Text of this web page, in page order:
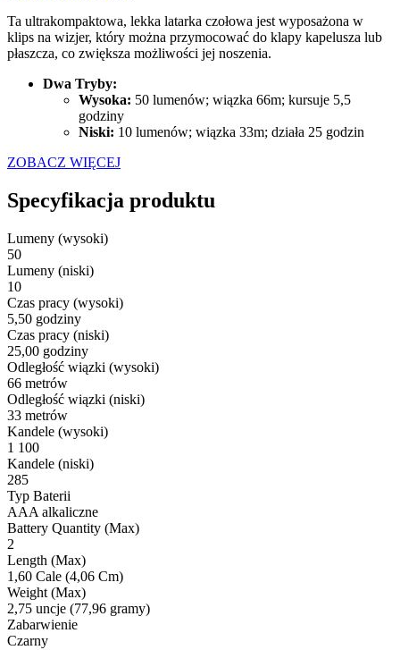
Ta ultrakompaktowa, lekka latarka czołowa jest wyposażona w
klips na wizjer, który można przymocować do klapy kapelusza lub
płaszcza, co zwiększa możliwości jej noszenia.
Dwa Tryby:
Wysoka: 50 lumenów; wiązka 66m; kursuje 5,5
godziny
Niski: 10 lumenów; wiązka 33m; działa 25 godzin
ZOBACZ WIĘCEJ
Specyfikacja produktu
Lumeny (wysoki)
50
Lumeny (niski)
10
Czas pracy (wysoki)
5,50 godziny
Czas pracy (niski)
25,00 godziny
Odległość wiązki (wysoki)
66 metrów
Odległość wiązki (niski)
33 metrów
Kandele (wysoki)
1 100
Kandele (niski)
285
Typ Baterii
AAA alkaliczne
Battery Quantity (Max)
2
Length (Max)
1,60 Cale (4,06 Cm)
Weight (Max)
2,75 uncje (77,96 gramy)
Zabarwienie
Czarny